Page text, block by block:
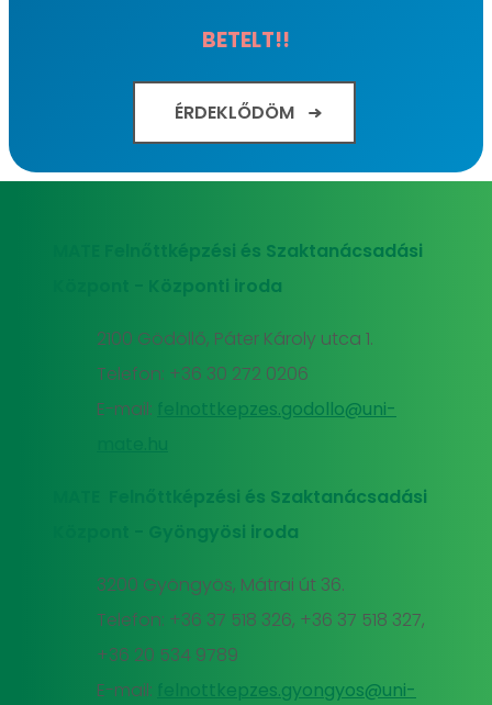
BETELT!!
ÉRDEKLŐDÖM
MATE Felnőttképzési és Szaktanácsadási
Központ - Központi iroda
2100 Gödöllő, Páter Károly utca 1.
Telefon: +36 30 272 0206
E-mail:
felnottkepzes.godollo@uni-
MATE Felnőttképzési és Szaktanácsadási
Központ - Gyöngyösi iroda
3200 Gyöngyös, Mátrai út 36.
Telefon: +36 37 518 326, +36 37 518 327,
+36 20 534 9789
E-mail:
felnottkepzes.gyongyos@uni-